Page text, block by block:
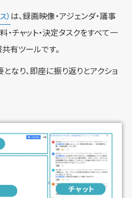
） は、録画映像・アジェンダ・議事
・チャット・決定タスクをすべて一
有ツールです。
なり、即座に振り返りとアクショ